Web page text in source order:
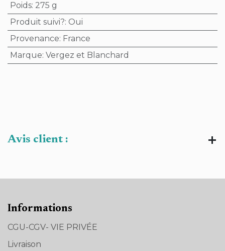
Poids: 275 g
Produit suivi?: Oui
Provenance: France
Marque: Vergez et Blanchard
Avis client :
Informations
CGU-CGV- VIE PRIVÉE
Livraison